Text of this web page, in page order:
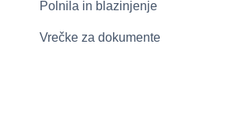
Polnila in blazinjenje
Vrečke za dokumente